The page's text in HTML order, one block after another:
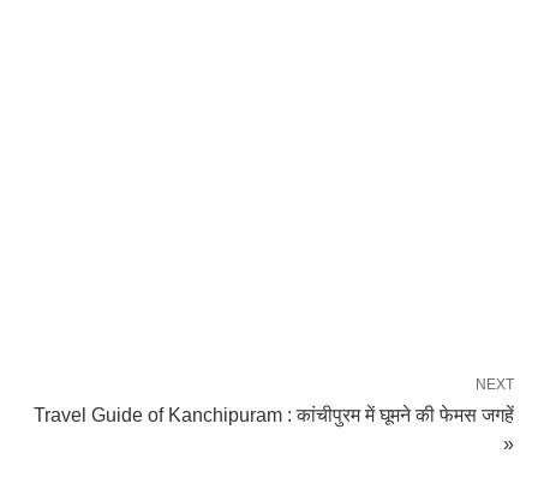
NEXT
Travel Guide of Kanchipuram : कांचीपुरम में घूमने की फेमस जगहें
»